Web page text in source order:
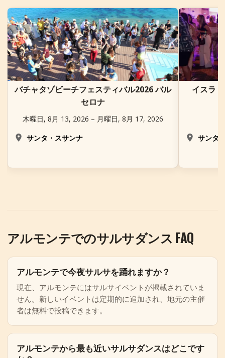
バチャタゾビーチフェスティバル2026 バル
セロナ
木曜日, 8月 13, 2026 – 月曜日, 8月 17, 2026
サンタ・スサンナ
イスラ
サンタ
アルモンテでのサルサダンス FAQ
アルモンテで今夜サルサを踊れますか？
現在、アルモンテにはサルサイベントが掲載されていま
せん。新しいイベントは定期的に追加され、地元の主催
者は無料で投稿できます。
アルモンテから最も近いサルサダンスはどこです